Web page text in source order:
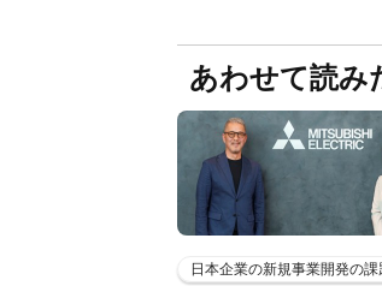
あわせて読み
日本企業の新規事業開発の課